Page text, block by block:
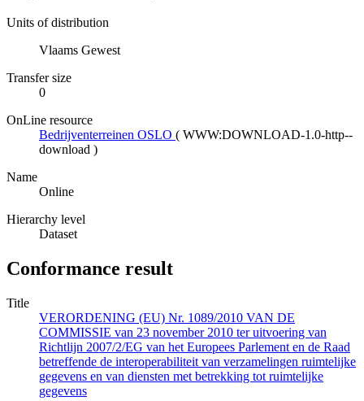
Units of distribution
Vlaams Gewest
Transfer size
0
OnLine resource
Bedrijventerreinen OSLO ( WWW:DOWNLOAD-1.0-http--
download )
Name
Online
Hierarchy level
Dataset
Conformance result
Title
VERORDENING (EU) Nr. 1089/2010 VAN DE
COMMISSIE van 23 november 2010 ter uitvoering van
Richtlijn 2007/2/EG van het Europees Parlement en de Raad
betreffende de interoperabiliteit van verzamelingen ruimtelijke
gegevens en van diensten met betrekking tot ruimtelijke
gegevens